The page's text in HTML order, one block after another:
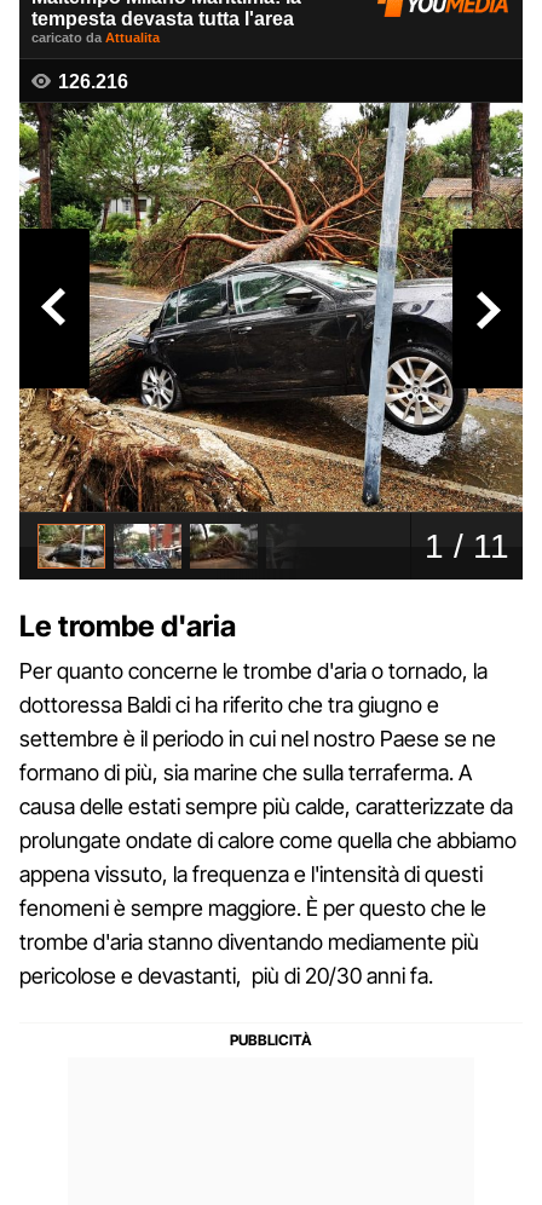
Le trombe d'aria
Per quanto concerne le trombe d'aria o tornado, la
dottoressa Baldi ci ha riferito che tra giugno e
settembre è il periodo in cui nel nostro Paese se ne
formano di più, sia marine che sulla terraferma. A
causa delle estati sempre più calde, caratterizzate da
prolungate ondate di calore come quella che abbiamo
appena vissuto, la frequenza e l'intensità di questi
fenomeni è sempre maggiore. È per questo che le
trombe d'aria stanno diventando mediamente più
pericolose e devastanti, più di 20/30 anni fa.